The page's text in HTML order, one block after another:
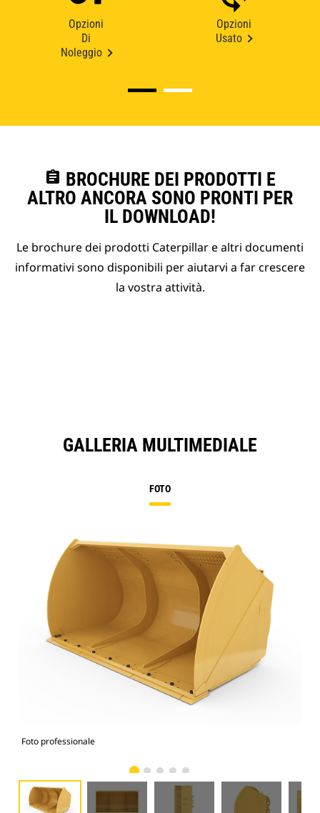
Opzioni
Di
Noleggio
Opzioni
Usato
assignment BROCHURE DEI PRODOTTI E
ALTRO ANCORA SONO PRONTI PER
IL DOWNLOAD!
Le brochure dei prodotti Caterpillar e altri documenti
informativi sono disponibili per aiutarvi a far crescere
la vostra attività.
GALLERIA MULTIMEDIALE
FOTO
Foto professionale